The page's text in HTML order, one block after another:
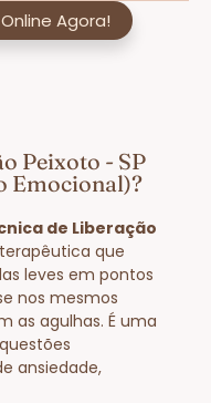
Agora!
Peixoto - SP
Emocional)?
de Liberação
que
leves em pontos
nos mesmos
as agulhas. É uma
ansiedade,